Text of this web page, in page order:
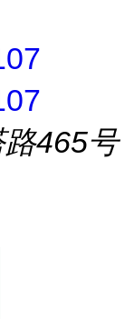
465号